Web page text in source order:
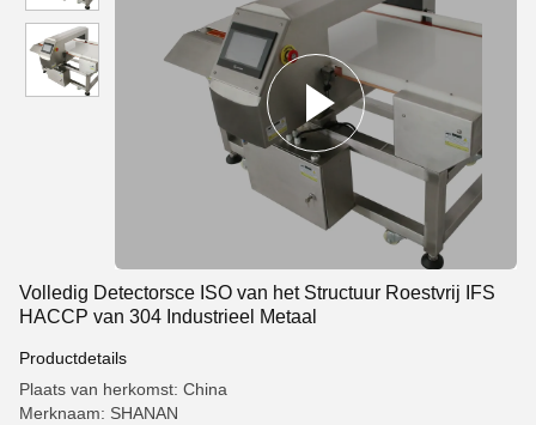
Volledig Detectorsce ISO van het Structuur Roestvrij IFS
HACCP van 304 Industrieel Metaal
Productdetails
Plaats van herkomst: China
Merknaam: SHANAN